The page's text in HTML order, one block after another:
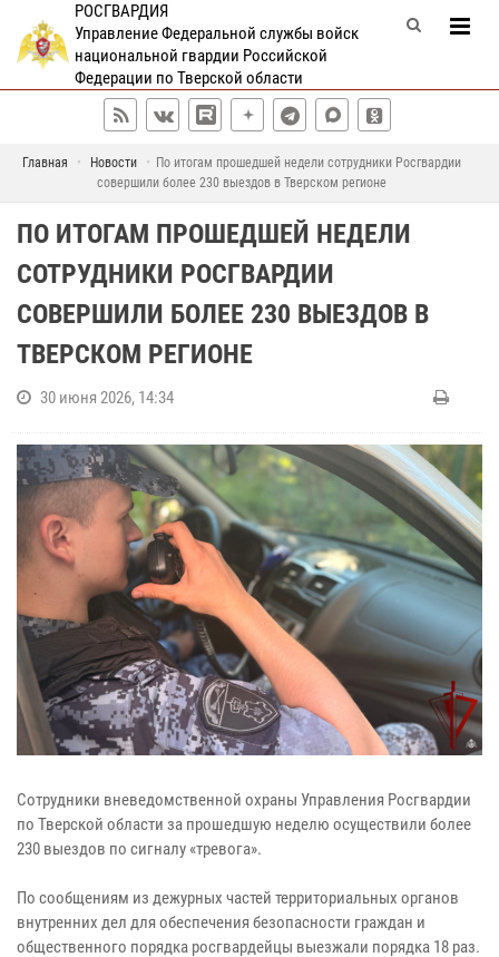
РОСГВАРДИЯ
Управление Федеральной службы войск
национальной гвардии Российской
Федерации по Тверской области
Главная Новости
По итогам прошедшей недели сотрудники Росгвардии
совершили более 230 выездов в Тверском регионе
ПО ИТОГАМ ПРОШЕДШЕЙ НЕДЕЛИ
СОТРУДНИКИ РОСГВАРДИИ
СОВЕРШИЛИ БОЛЕЕ 230 ВЫЕЗДОВ В
ТВЕРСКОМ РЕГИОНЕ
30 июня 2026, 14:34
Сотрудники вневедомственной охраны Управления Росгвардии
по Тверской области за прошедшую неделю осуществили более
230 выездов по сигналу «тревога».
По сообщениям из дежурных частей территориальных органов
внутренних дел для обеспечения безопасности граждан и
общественного порядка росгвардейцы выезжали порядка 18 раз.